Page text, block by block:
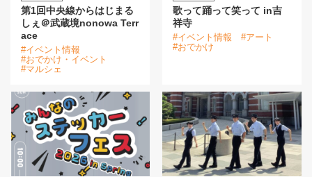
第1回中央線からはじまる
しぇ＠武蔵境nonowa Terr
ace
#イベント情報
#おでかけ・イベント
#マルシェ
歌って踊って笑って in吉
祥寺
#イベント情報
#アート
#おでかけ